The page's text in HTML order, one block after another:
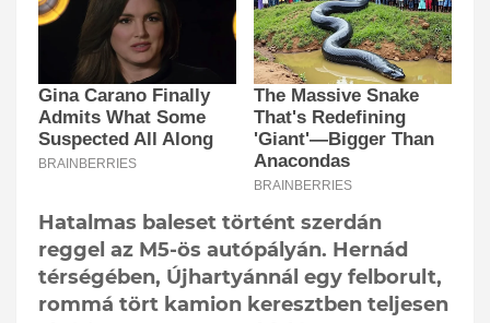
Hatalmas baleset történt szerdán
reggel az M5-ös autópályán. Hernád
térségében, Újhartyánnál egy felborult,
rommá tört kamion keresztben teljesen